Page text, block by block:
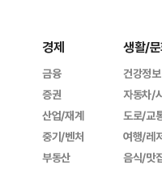
경제
금융
증권
산업/재계
중기/벤처
부동산
생활/
건강정보
자동차/
도로/교
여행/레
음식/맛